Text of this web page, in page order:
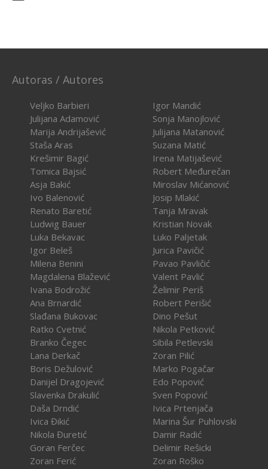
Autoras / Autores
Veljko Barbieri
Julijana Adamović
Marija Andrijašević
Staša Aras
Krešimir Bagić
Tomica Bajsić
Asja Bakić
Ivo Balenović
Renato Baretić
Ludwig Bauer
Luka Bekavac
Igor Beleš
Milena Benini
Magdalena Blažević
Ivana Bodrožić
Ana Brnardić
Slađana Bukovac
Ratko Cvetnić
Branko Čegec
Lana Derkač
Boris Dežulović
Danijel Dragojević
Slavenka Drakulić
Daša Drndić
Ivica Đikić
Nikola Đuretić
Goran Ferčec
Zoran Ferić
Igor Mandić
Sonja Manojlović
Julijana Matanović
Suzana Matić
Irena Matijašević
Robert Međurečan
Miroslav Mićanović
Josip Mlakić
Tanja Mravak
Kristian Novak
Luko Paljetak
Jurica Pavičić
Pavao Pavličić
Valent Pavlić
Želimir Periš
Robert Perišić
Dino Pešut
Nikola Petković
Sibila Petlevski
Zoran Pilić
Marko Pogačar
Edo Popović
Sven Popović
Ivica Prtenjača
Marina Šur Puhlovski
Damir Radić
Delimir Rešicki
Zoran Roško